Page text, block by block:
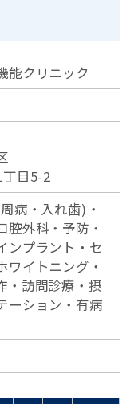
能クリニック
目5-2
病・入れ歯)・
腔外科・予防・
ンプラント・セ
ワイトニング・
・訪問診療・摂
ーション・有病